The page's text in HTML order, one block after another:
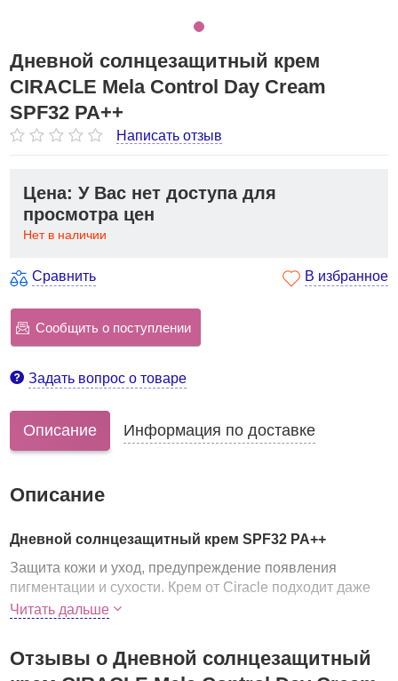
Дневной солнцезащитный крем
CIRACLE Mela Control Day Cream
SPF32 PA++
Написать отзыв
Цена: У Вас нет доступа для
просмотра цен
Нет в наличии
Сравнить В избранное
Сообщить о поступлении
Задать вопрос о товаре
Описание Информация по доставке
Описание
Дневной солнцезащитный крем SPF32 PA++
Защита кожи и уход, предупреждение появления
пигментации и сухости. Крем от Ciracle подходит даже
для очень чувствительной кожи. Нанесение крема во
течение дня одновременно с надежной защитой от
Читать дальше
Отзывы о Дневной солнцезащитный